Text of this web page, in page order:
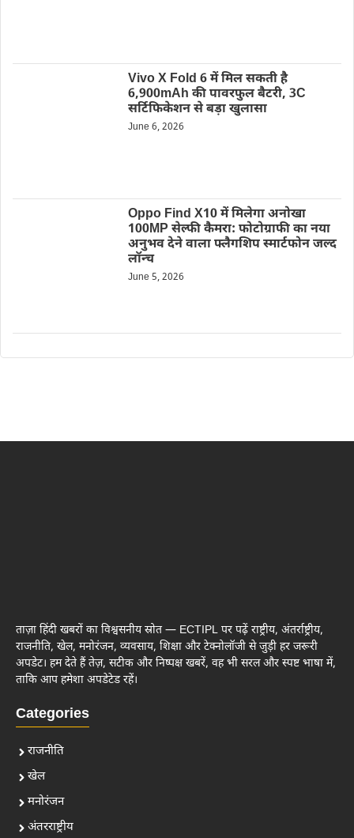
Vivo X Fold 6 में मिल सकती है
6,900mAh की पावरफुल बैटरी, 3C
सर्टिफिकेशन से बड़ा खुलासा
June 6, 2026
Oppo Find X10 में मिलेगा अनोखा
100MP सेल्फी कैमरा: फोटोग्राफी का नया
अनुभव देने वाला फ्लैगशिप स्मार्टफोन जल्द
लॉन्च
June 5, 2026
ताज़ा हिंदी खबरों का विश्वसनीय स्रोत — ECTIPL पर पढ़ें राष्ट्रीय, अंतर्राष्ट्रीय,
राजनीति, खेल, मनोरंजन, व्यवसाय, शिक्षा और टेक्नोलॉजी से जुड़ी हर जरूरी
अपडेट। हम देते हैं तेज़, सटीक और निष्पक्ष खबरें, वह भी सरल और स्पष्ट भाषा में,
ताकि आप हमेशा अपडेटेड रहें।
Categories
राजनीति
खेल
मनोरंजन
अंतरराष्ट्रीय